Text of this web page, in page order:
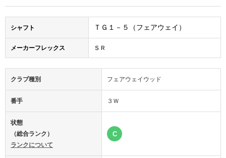
シャフト ＴＧ１－５（フェアウェイ）
メーカーフレックス ＳＲ
クラブ種別 フェアウェイウッド
番手 ３Ｗ
状態
（総合ランク）
ランクについて
C